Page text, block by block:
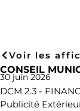
Voir les
CONSEIL
30 juin 2026
DCM 2.3 -
Publicité